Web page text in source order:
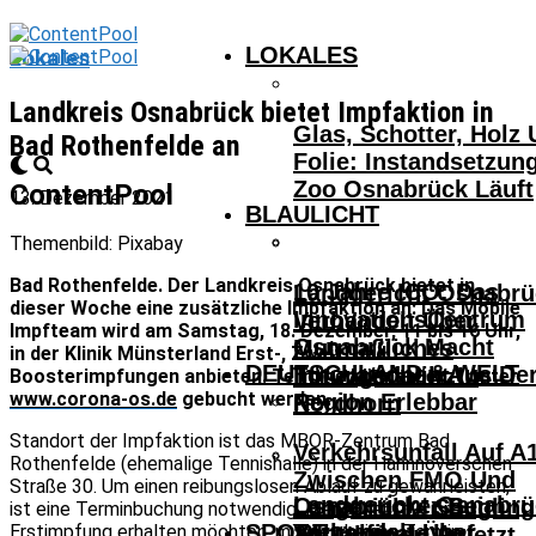
ContentPool
LOKALES
Glas, Schotter, Holz
Folie:
Zoo Osnabrück Läuft
10 Jahre ICO: Das
InnovationsCentrum
Osnabrück Macht
Innovationen Aus
Region Erlebbar
Landgericht
BLAULICHT
Landgericht
Verhandelt Über
Mutmaßliches
Tötungsdelikt In
Nordhorn
Osnabrücker Beim
DEUTSCHLAND & WELT
Verkehrsunfall Auf
Zwischen FMO Und
Lengerich –
Lokales
Landkreis Osnabrück bietet Impfaktion in
Bad Rothenfelde an
13. Dezember 2021
Themenbild: Pixabay
Bad Rothenfelde. Der Landkreis Osnabrück bietet in
dieser Woche eine zusätzliche Impfaktion an: Das Mobile
Impfteam wird am Samstag, 18. Dezember, 11 bis 16 Uhr,
in der Klinik Münsterland Erst-, Zweit- und
Boosterimpfungen anbieten. Termine können jetzt unter
www.corona-os.de gebucht werden.
Standort der Impfaktion ist das MBOR-Zentrum Bad
Rothenfelde (ehemalige Tennishalle) in der Hannnoverschen
Straße 30. Um einen reibungslosen Ablauf zu gewährleisten,
ist eine Terminbuchung notwendig. Menschen, die ihre
Erstimpfung erhalten möchten, müssen keinen Termin